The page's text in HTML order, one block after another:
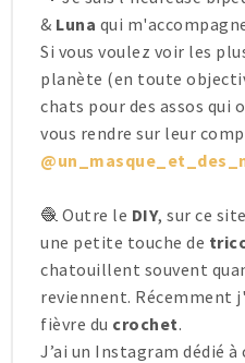
& Luna qui
Si vous voulez voir les
planète (en toute
chats pour des assos qui
vous rendre sur leur
🧶 Outre le DIY, sur ce
une petite touche de
chatouillent souvent
reviennent. Récemment
fièvre du crochet.
J’ai un Instagram dédié à